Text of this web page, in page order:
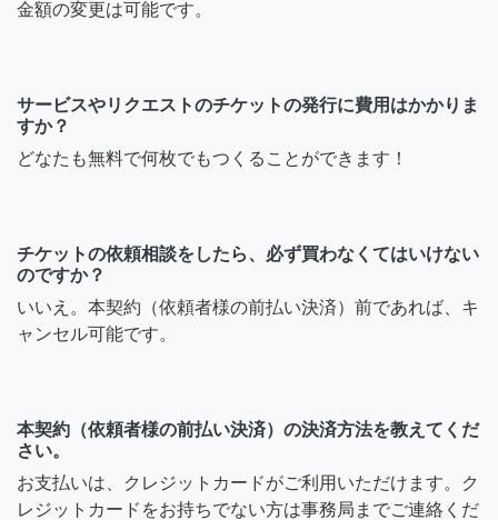
金額の変更は可能です。
サービスやリクエストのチケットの発行に費用はかかりま
すか？
どなたも無料で何枚でもつくることができます！
チケットの依頼相談をしたら、必ず買わなくてはいけない
のですか？
いいえ。本契約（依頼者様の前払い決済）前であれば、キ
ャンセル可能です。
本契約（依頼者様の前払い決済）の決済方法を教えてくだ
さい。
お支払いは、クレジットカードがご利用いただけます。ク
レジットカードをお持ちでない方は事務局までご連絡くだ